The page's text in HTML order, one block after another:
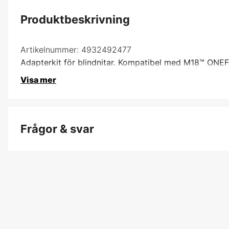
Produktbeskrivning
Artikelnummer: 4932492477
Adapterkit för blindnitar. Kompatibel med M18™
Visa mer
Frågor & svar